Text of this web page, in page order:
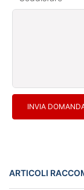
INVIA
ARTICOLI